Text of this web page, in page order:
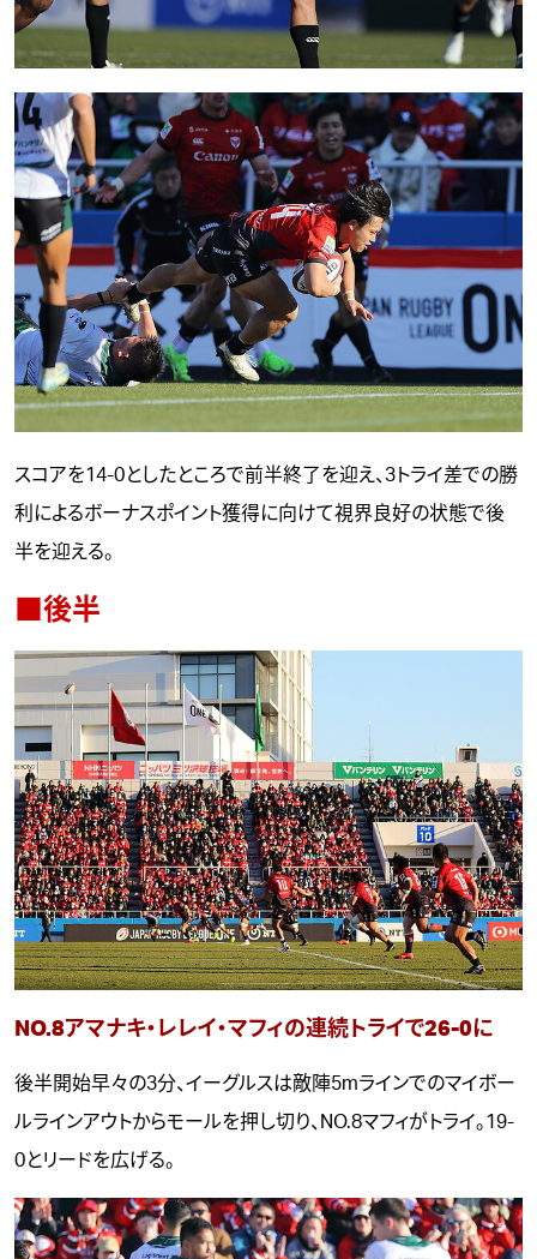
スコアを14-0としたところで前半終了を迎え、3トライ差での勝
利によるボーナスポイント獲得に向けて視界良好の状態で後
半を迎える。
■後半
NO.8アマナキ・レレイ・マフィの連続トライで26-0に
後半開始早々の3分、イーグルスは敵陣5mラインでのマイボー
ルラインアウトからモールを押し切り、NO.8マフィがトライ。19-
0とリードを広げる。